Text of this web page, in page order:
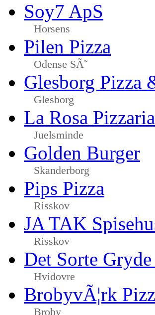
Soy7 ApS
Horsens
Pilen Pizza
Odense SÃ˜
Glesborg Pizza
Glesborg
La Rosa Pizzaria
Juelsminde
Golden Burger
Skanderborg
Pips Pizza
Risskov
JA TAK
Risskov
Det Sorte
Hvidovre
BrobyvÃ¦rk
Broby